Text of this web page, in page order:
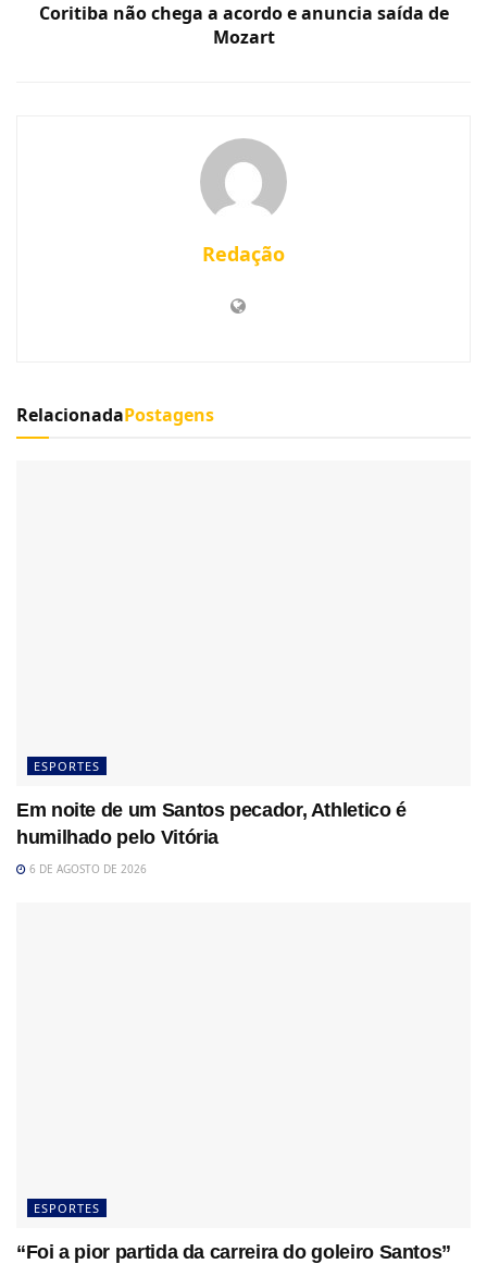
Coritiba não chega a acordo e anuncia saída de
Mozart
Redação
RelacionadaPostagens
ESPORTES
Em noite de um Santos pecador, Athletico é
humilhado pelo Vitória
6 DE AGOSTO DE 2026
ESPORTES
“Foi a pior partida da carreira do goleiro Santos”